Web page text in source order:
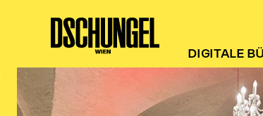
DIGITALE